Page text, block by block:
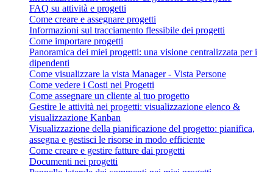
FAQ su attività e progetti
Come creare e assegnare progetti
Informazioni sul tracciamento flessibile dei progetti
Come importare progetti
Panoramica dei miei progetti: una visione centralizzata per i
dipendenti
Come visualizzare la vista Manager - Vista Persone
Come vedere i Costi nei Progetti
Come assegnare un cliente al tuo progetto
Gestire le attività nei progetti: visualizzazione elenco &
visualizzazione Kanban
Visualizzazione della pianificazione del progetto: pianifica,
assegna e gestisci le risorse in modo efficiente
Come creare e gestire fatture dai progetti
Documenti nei progetti